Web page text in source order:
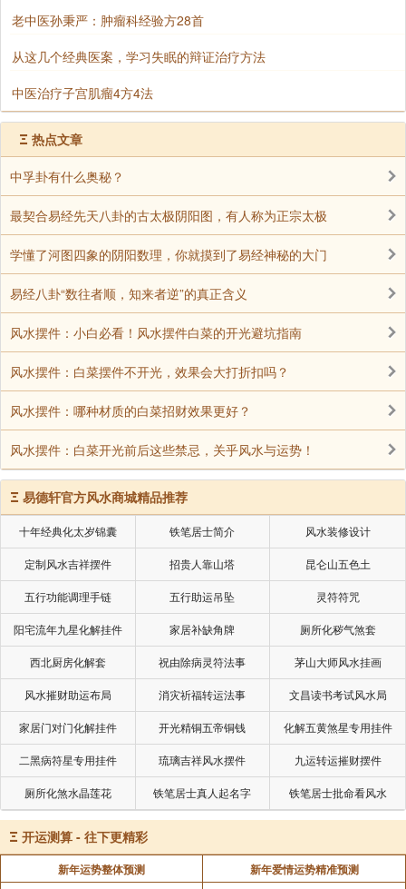
老中医孙秉严：肿瘤科经验方28首
从这几个经典医案，学习失眠的辩证治疗方法
中医治疗子宫肌瘤4方4法
Ξ 热点文章
中孚卦有什么奥秘？
最契合易经先天八卦的古太极阴阳图，有人称为正宗太极
学懂了河图四象的阴阳数理，你就摸到了易经神秘的大门
易经八卦“数往者顺，知来者逆”的真正含义
风水摆件：小白必看！风水摆件白菜的开光避坑指南
风水摆件：白菜摆件不开光，效果会大打折扣吗？
风水摆件：哪种材质的白菜招财效果更好？
风水摆件：白菜开光前后这些禁忌，关乎风水与运势！
Ξ 易德轩官方风水商城精品推荐
十年经典化太岁锦囊 铁笔居士简介 风水装修设计
定制风水吉祥摆件 招贵人靠山塔 昆仑山五色土
五行功能调理手链 五行助运吊坠 灵符符咒
阳宅流年九星化解挂件 家居补缺角牌 厕所化秽气煞套
西北厨房化解套 祝由除病灵符法事 茅山大师风水挂画
风水摧财助运布局 消灾祈福转运法事 文昌读书考试风水局
家居门对门化解挂件 开光精铜五帝铜钱 化解五黄煞星专用挂件
二黑病符星专用挂件 琉璃吉祥风水摆件 九运转运摧财摆件
厕所化煞水晶莲花 铁笔居士真人起名字 铁笔居士批命看风水
Ξ 开运测算 - 往下更精彩
新年运势整体预测
新年爱情运势精准预测